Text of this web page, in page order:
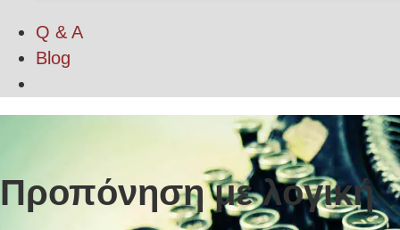
Q & A
Blog
Προπόνηση με λογική